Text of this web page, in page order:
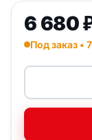
6 680
Под заказ •